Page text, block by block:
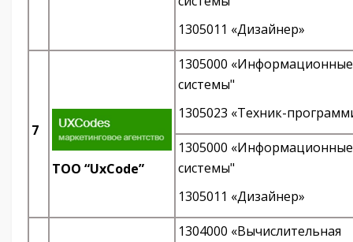
1305011 «Дизайнер»
7
TOO “UxCode”
1305000 «Информационные
системы"
1305023 «Техник-
1305000 «Информационные
системы"
1305011 «Дизайнер»
1304000 «Вычислительная